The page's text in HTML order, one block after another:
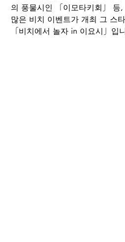
의 풍물시인 「이모타키회」 등
많은 비치 이벤트가 개최 그 스
「비치에서 놀자 in 이요시」입